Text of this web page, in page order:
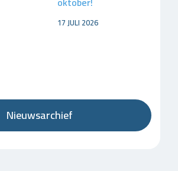
17 JULI 2026
Nieuwsarchief